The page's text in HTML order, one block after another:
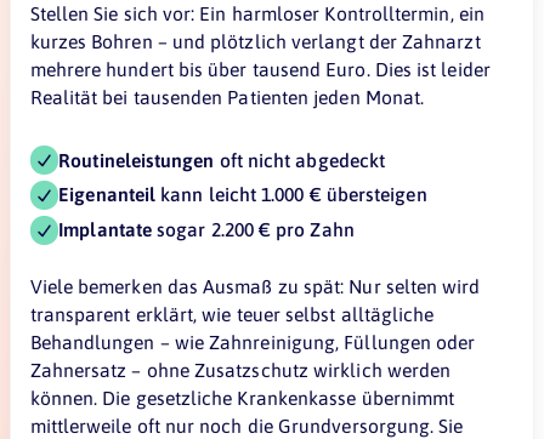
Stellen Sie sich vor: Ein harmloser Kontrolltermin, ein
kurzes Bohren – und plötzlich verlangt der Zahnarzt
mehrere hundert bis über tausend Euro. Dies ist leider
Realität bei tausenden Patienten jeden Monat.
Routineleistungen oft nicht abgedeckt
Eigenanteil kann leicht 1.000 € übersteigen
Implantate sogar 2.200 € pro Zahn
Viele bemerken das Ausmaß zu spät: Nur selten wird
transparent erklärt, wie teuer selbst alltägliche
Behandlungen – wie Zahnreinigung, Füllungen oder
Zahnersatz – ohne Zusatzschutz wirklich werden
können. Die gesetzliche Krankenkasse übernimmt
mittlerweile oft nur noch die Grundversorgung. Sie